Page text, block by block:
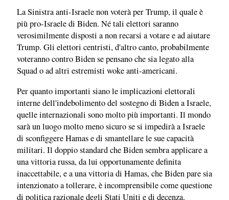
La Sinistra anti-Israele non voterà per Trump, il quale è
più pro-Israele di Biden. Né tali elettori saranno
verosimilmente disposti a non recarsi a votare e ad aiutare
Trump. Gli elettori centristi, d'altro canto, probabilmente
voteranno contro Biden se pensano che sia legato alla
Squad o ad altri estremisti woke anti-americani.
Per quanto importanti siano le implicazioni elettorali
interne dell'indebolimento del sostegno di Biden a Israele,
quelle internazionali sono molto più importanti. Il mondo
sarà un luogo molto meno sicuro se si impedirà a Israele
di sconfiggere Hamas e di smantellare le sue capacità
militari. Il doppio standard che Biden sembra applicare a
una vittoria russa, da lui opportunamente definita
inaccettabile, e a una vittoria di Hamas, che Biden pare sia
intenzionato a tollerare, è incomprensibile come questione
di politica razionale degli Stati Uniti e di decenza.